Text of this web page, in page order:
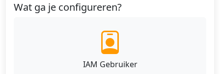
Wat ga je configureren?
IAM Gebruiker